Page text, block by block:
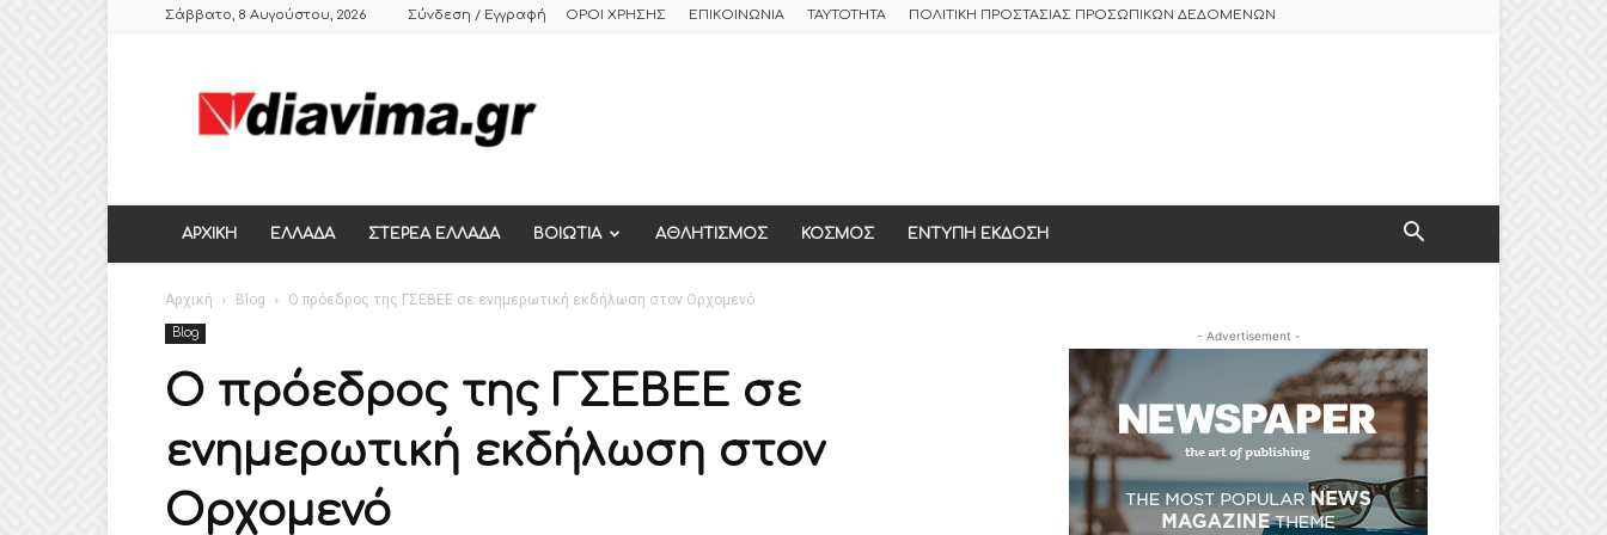
Σάββατο, 8 Αυγούστου, 2026 Σύνδεση / Εγγραφή ΟΡΟΙ ΧΡΗΣΗΣ ΕΠΙΚΟΙΝΩΝΙΑ ΤΑΥΤΟΤΗΤΑ ΠΟΛΙΤΙΚΗ ΠΡΟΣΤΑΣΙΑΣ ΠΡΟΣΩΠΙΚΩΝ ΔΕΔΟΜΕΝΩΝ
ΕΒΔΟΜΑΔΙΑΙΑ
ΠΟΛΙΤΙΚΗ
ΕΛΛΑΔΑΣ,
ΘΗΒΑ
ΑΡΧΙΚΗ ΕΛΛΑΔΑ ΣΤΕΡΕΑ ΕΛΛΑΔΑ ΒΟΙΩΤΙΑ ΑΘΛΗΤΙΣΜΟΣ ΚΟΣΜΟΣ ΕΝΤΥΠΗ ΕΚΔΟΣΗ
Αρχική Blog Ο πρόεδρος της ΓΣΕΒΕΕ σε ενημερωτική εκδήλωση στον Ορχομενό
Blog
Ο πρόεδρος της ΓΣΕΒΕΕ σε
ενημερωτική εκδήλωση στον
Ορχομενό
- Advertisement -